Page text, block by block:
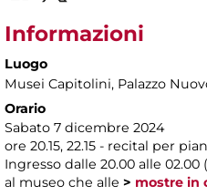
Informazioni
Luogo
Musei Capitolini, Palazzo
Orario
Sabato 7 dicembre 2024
ore 20.15, 22.15 - recital per
Ingresso dalle 20.00 alle
al museo che alle > mostre in